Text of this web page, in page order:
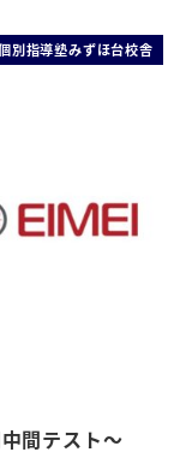
別指導塾みずほ台校舎
間テスト～